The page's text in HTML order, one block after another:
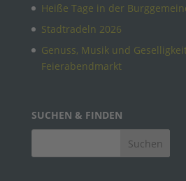
Heiße Tage in der
Stadtradeln 2026
Genuss, Musik und
Feierabendmarkt
SUCHEN & FINDEN